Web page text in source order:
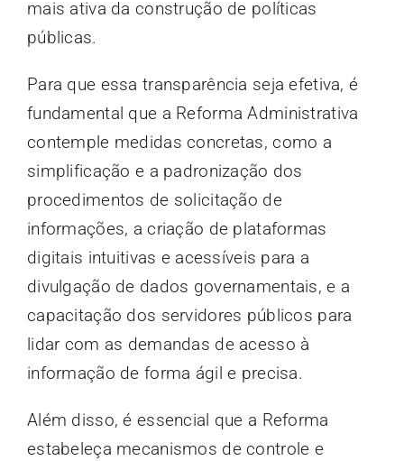
mais ativa da construção de políticas
públicas.
Para que essa transparência seja efetiva, é
fundamental que a Reforma Administrativa
contemple medidas concretas, como a
simplificação e a padronização dos
procedimentos de solicitação de
informações, a criação de plataformas
digitais intuitivas e acessíveis para a
divulgação de dados governamentais, e a
capacitação dos servidores públicos para
lidar com as demandas de acesso à
informação de forma ágil e precisa.
Além disso, é essencial que a Reforma
estabeleça mecanismos de controle e